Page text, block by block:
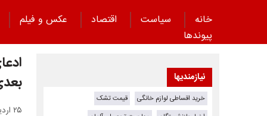
خانه سیاست اقتصاد عکس و فیلم
پیوند‌ها
۲۵ اردیبهشت ۱۴۰۵ - ۲۳:۳۰
نیازمندیها
خرید اقساطی لوازم خانگی
قیمت تشک